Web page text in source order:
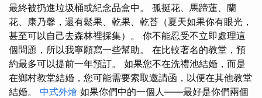
最終被扔進垃圾桶或紀念品盒中。 孤挺花、馬蹄蓮、蘭
花、康乃馨，還有鬆果、乾果、乾苔（夏天如果你有眼光，
甚至可以自己去森林裡採集）。 你不能忍受不立即處理這
個問題，所以我寧願寫一些幫助。 在比較著名的教堂，預
約最多可以提前一年預訂。 如果您不在洗禮池結婚，而是
在鄉村教堂結婚，您可能需要索取邀請函，以便在其他教堂
結婚。 中式外燴 如果你們中的一個人——最好是你們兩個